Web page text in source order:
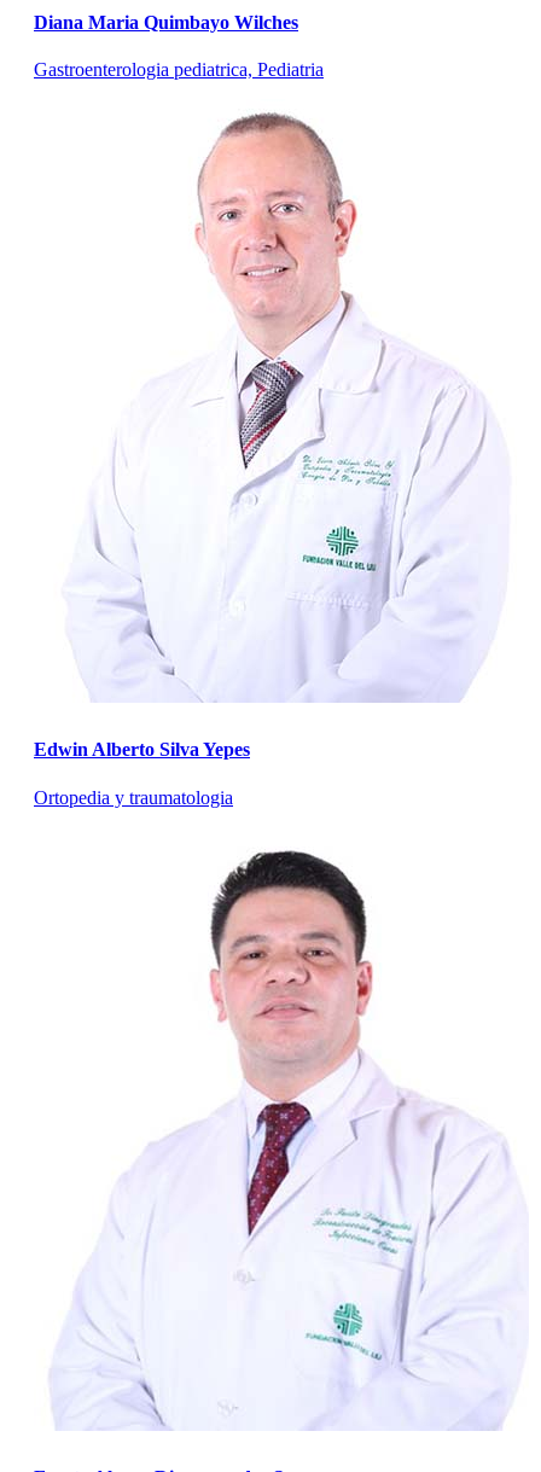
Diana Maria Quimbayo Wilches
Gastroenterologia pediatrica, Pediatria
Edwin Alberto Silva Yepes
Ortopedia y traumatologia